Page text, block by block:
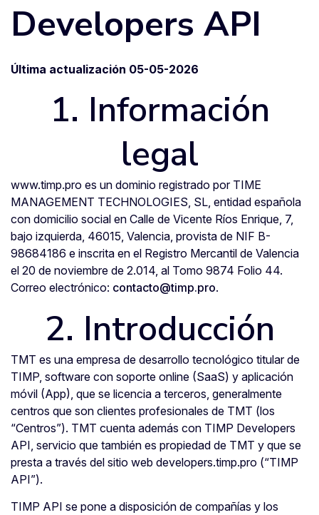
Developers API
Última actualización 05-05-2026
1. Información
legal
www.timp.pro es un dominio registrado por TIME
MANAGEMENT TECHNOLOGIES, SL, entidad española
con domicilio social en Calle de Vicente Ríos Enrique, 7,
bajo izquierda, 46015, Valencia, provista de NIF B-
98684186 e inscrita en el Registro Mercantil de Valencia
el 20 de noviembre de 2.014, al Tomo 9874 Folio 44.
Correo electrónico: contacto@timp.pro.
2. Introducción
TMT es una empresa de desarrollo tecnológico titular de
TIMP, software con soporte online (SaaS) y aplicación
móvil (App), que se licencia a terceros, generalmente
centros que son clientes profesionales de TMT (los
“Centros”). TMT cuenta además con TIMP Developers
API, servicio que también es propiedad de TMT y que se
presta a través del sitio web developers.timp.pro (“TIMP
API”).
TIMP API se pone a disposición de compañías y los